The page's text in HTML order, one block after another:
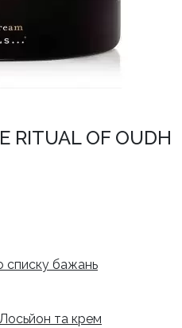
RITUAL OF OUDH
списку бажань
Лосьйон та крем